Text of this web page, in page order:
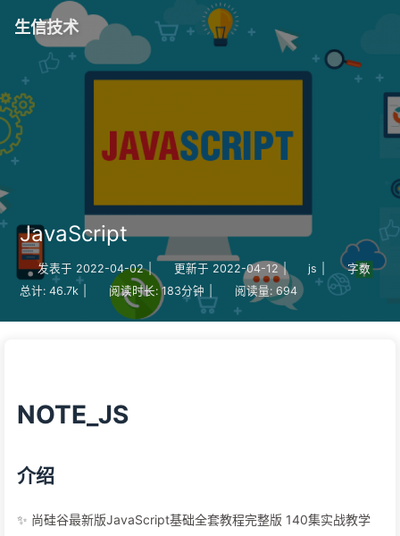
生信技术
JavaScript
发表于 2022-04-02 | 更新于 2022-04-12 | js
字数
总计: 46.7k 阅读时长: 183分钟 阅读量: 694
NOTE_JS
介绍
✨ 尚硅谷最新版JavaScript基础全套教程完整版 140集实战教学